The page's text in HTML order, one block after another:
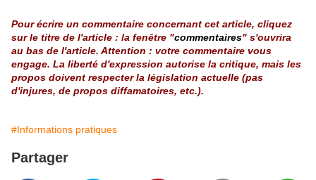
Pour écrire un commentaire concernant cet article, cliquez
sur le titre de l'article : la fenêtre "commentaires" s'ouvrira
au bas de l'article. Attention : votre commentaire vous
engage. La liberté d'expression autorise la critique, mais les
propos doivent respecter la législation actuelle (pas
d'injures, de propos diffamatoires, etc.).
#Informations pratiques
Partager